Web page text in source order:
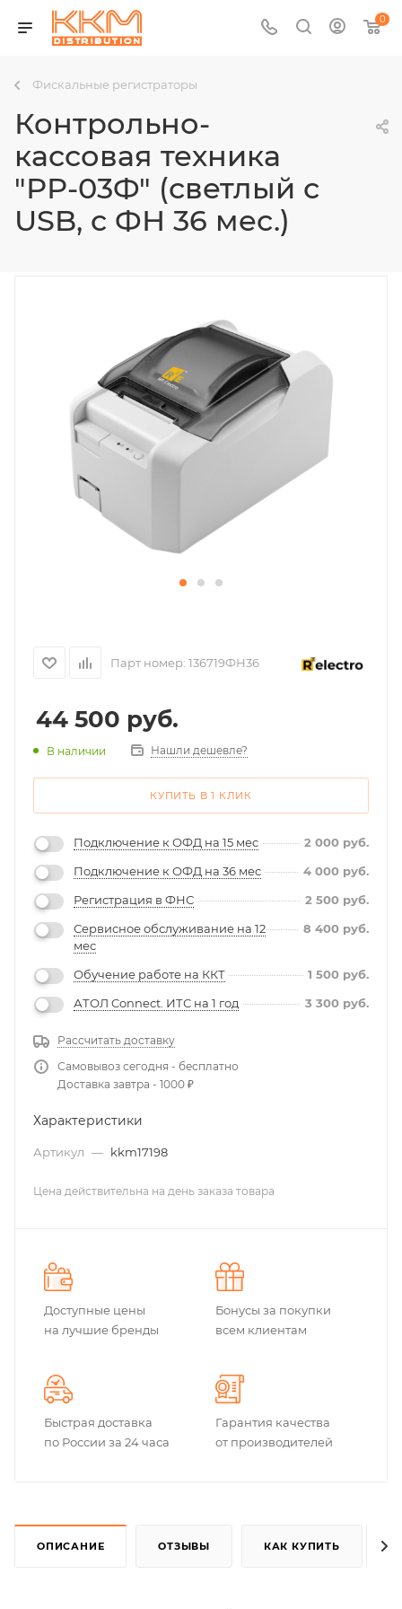
0
Фискальные регистраторы
Контрольно-
кассовая техника
"РР-03Ф" (светлый с
USB, с ФН 36 мес.)
Парт номер: 136719ФН36
44 500 руб.
В наличии Нашли дешевле?
КУПИТЬ В 1 КЛИК
Подключение к ОФД на 15 мес 2 000 руб.
Подключение к ОФД на 36 мес
4 000 руб.
Регистрация в ФНС
2 500 руб.
Сервисное обслуживание на 12
мес
8 400 руб.
Обучение работе на ККТ 1 500 руб.
АТОЛ Connect. ИТС на 1 год
3 300 руб.
Рассчитать доставку
Самовывоз сегодня - бесплатно
Доставка завтра - 1000 ₽
Характеристики
Артикул — kkm17198
Цена действительна на день заказа товара
Доступные цены
на лучшие бренды
Бонусы за покупки
всем клиентам
Быстрая доставка
по России за 24 часа
Гарантия качества
от производителей
ОПИСАНИЕ ОТЗЫВЫ КАК КУПИТЬ